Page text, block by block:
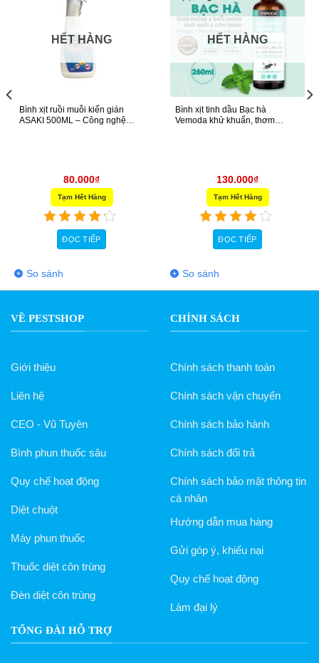
HẾT HÀNG
Bình xịt ruồi muỗi kiến gián
ASAKI 500ML – Công nghệ
80.000₫
Tạm Hết Hàng
ĐỌC TIẾP
So sánh
HẾT HÀNG
Bình xịt tinh dầu Bạc hà
Vemoda khử khuẩn, thơm
130.000₫
Tạm Hết Hàng
ĐỌC TIẾP
So sánh
VỀ PESTSHOP
Giới thiệu
Liên hệ
CEO - Vũ Tuyên
Bình phun thuốc sâu
Quy chế hoạt động
Diệt chuột
Máy phun thuốc
Thuốc diệt côn trùng
Đèn diệt côn trùng
CHÍNH SÁCH
Chính sách thanh toán
Chính sách vận chuyển
Chính sách bảo hành
Chính sách đổi trả
Chính sách bảo mật thông tin
cá nhân
Hướng dẫn mua hàng
Gửi góp ý, khiếu nại
Quy chế hoạt động
Làm đại lý
TỔNG ĐÀI HỖ TRỢ